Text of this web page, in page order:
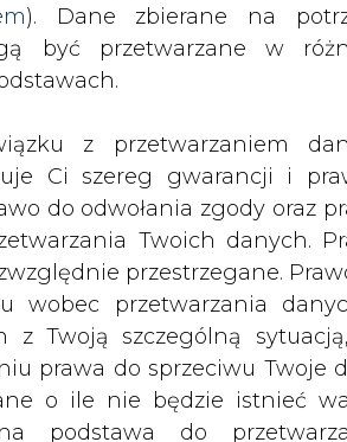
być przetwarzane w
Ci szereg gwarancji i
do odwołania zgody oraz
Twoich danych.
przestrzegane.
wobec przetwarzania
z Twoją szczególną
prawa do sprzeciwu Twoje
o ile nie będzie istnieć
podstawa do
interesów, praw i
zainteresowanych
Cieplnej w
wiążącej oferty. Mimo
zdecydowały się zaledwie
na początku przyszłego
rynku
na początku roku w
kosztów
SPEC. Firma
jak Praterm, chce